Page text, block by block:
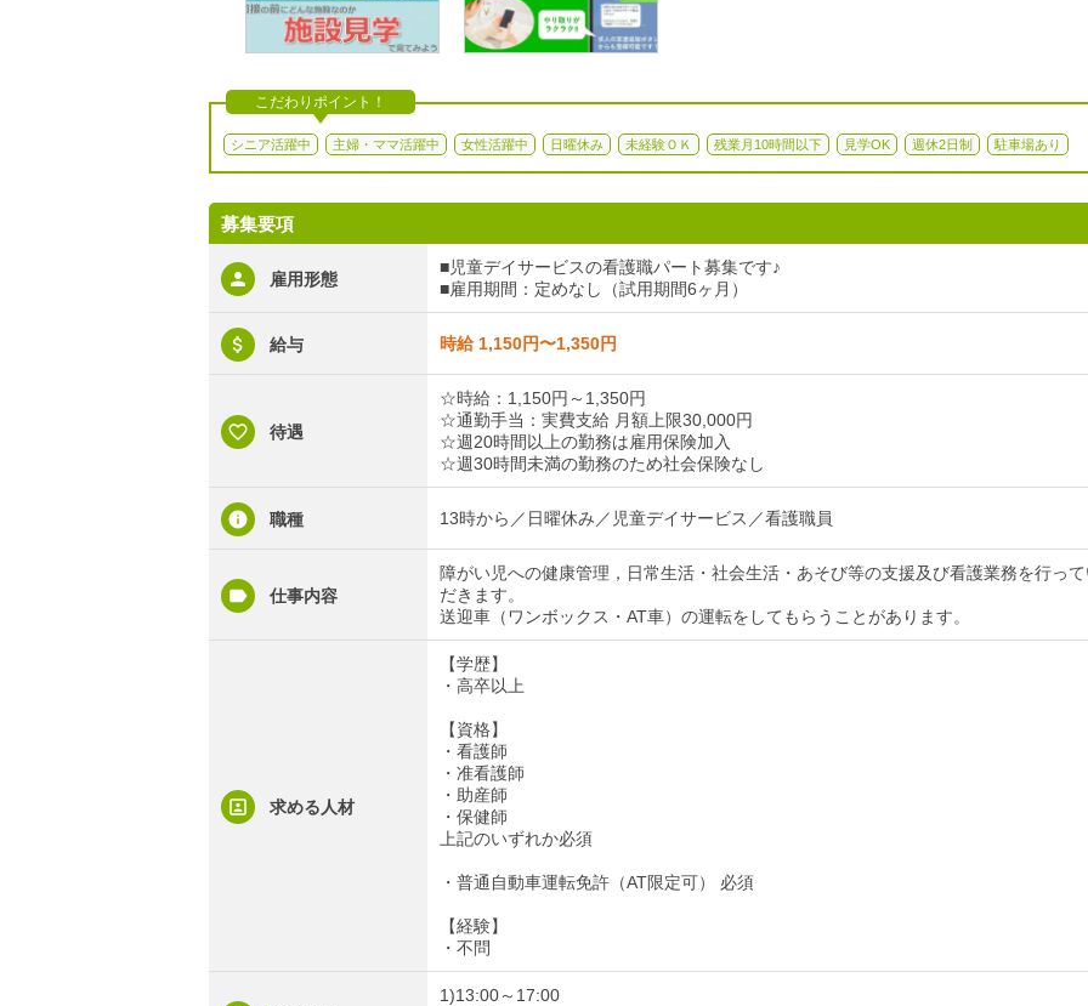
こだわりポイント！
シニア活躍中 主婦・ママ活躍中 女性活躍中 日曜休み 未経験ＯＫ 残業月10時間以下 見学OK 週休2日制 駐車場あり
募集要項
雇用形態
■児童デイサービスの看護職パート募集です♪
■雇用期間：定めなし（試用期間6ヶ月）
給与 時給 1,150円〜1,350円
待遇
☆時給：1,150円～1,350円
☆通勤手当：実費支給 月額上限30,000円
☆週20時間以上の勤務は雇用保険加入
☆週30時間未満の勤務のため社会保険なし
職種 13時から／日曜休み／児童デイサービス／看護職員
仕事内容
障がい児への健康管理，日常生活・社会生活・あそび等の支援及び看護業務を行っ
だきます。
送迎車（ワンボックス・AT車）の運転をしてもらうことがあります。
求める人材
【学歴】
・高卒以上
【資格】
・看護師
・准看護師
・助産師
・保健師
上記のいずれか必須
・普通自動車運転免許（AT限定可） 必須
【経験】
・不問
1)13:00～17:00